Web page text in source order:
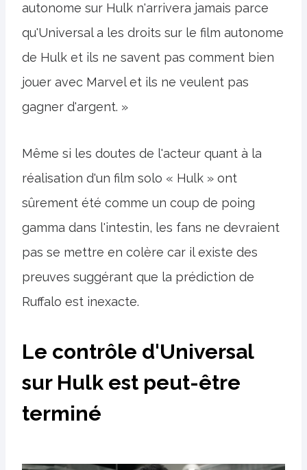
autonome sur Hulk n'arrivera jamais parce
qu'Universal a les droits sur le film autonome
de Hulk et ils ne savent pas comment bien
jouer avec Marvel et ils ne veulent pas
gagner d'argent. »
Même si les doutes de l'acteur quant à la
réalisation d'un film solo « Hulk » ont
sûrement été comme un coup de poing
gamma dans l'intestin, les fans ne devraient
pas se mettre en colère car il existe des
preuves suggérant que la prédiction de
Ruffalo est inexacte.
Le contrôle d'Universal
sur Hulk est peut-être
terminé